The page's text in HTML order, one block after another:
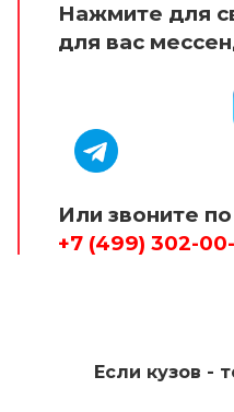
Нажмите для
для вас
Или звоните
+7 (499) 302-
Если кузов -